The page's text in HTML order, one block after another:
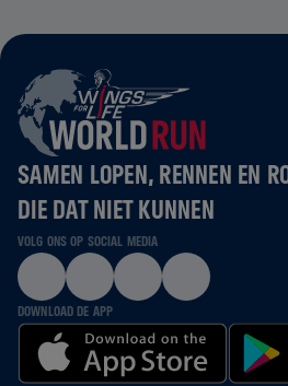
SAMEN LOPEN, RENNEN EN
DIE DAT NIET KUNNEN
VOLG ONS OP SOCIAL MEDIA
DOWNLOAD DE APP